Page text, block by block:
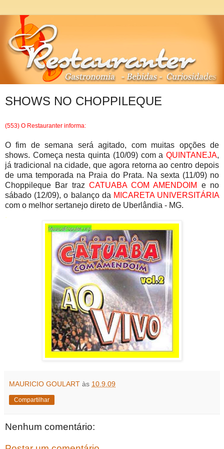
SHOWS NO CHOPPILEQUE
(553) O Restauranter informa:
O fim de semana será agitado, com muitas opções de
shows. Começa nesta quinta (10/09) com a QUINTANEJA,
já tradicional na cidade, que agora retorna ao centro depois
de uma temporada na Praia do Prata. Na sexta (11/09) no
Choppileque Bar traz CATUABA COM AMENDOIM
e no
sábado (12/09), o balanço da MICARETA UNIVERSITÁRIA
com o melhor sertanejo direto de Uberlândia - MG.
.
MAURICIO GOULART às 10.9.09
Compartilhar
Nenhum comentário: